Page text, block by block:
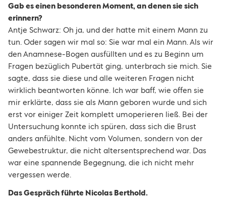
Gab es einen besonderen Moment, an denen sie sich
erinnern?
Antje Schwarz: Oh ja, und der hatte mit einem Mann zu
tun. Oder sagen wir mal so: Sie war mal ein Mann. Als wir
den Anamnese-Bogen ausfüllten und es zu Beginn um
Fragen bezüglich Pubertät ging, unterbrach sie mich. Sie
sagte, dass sie diese und alle weiteren Fragen nicht
wirklich beantworten könne. Ich war baff, wie offen sie
mir erklärte, dass sie als Mann geboren wurde und sich
erst vor einiger Zeit komplett umoperieren ließ. Bei der
Untersuchung konnte ich spüren, dass sich die Brust
anders anfühlte. Nicht vom Volumen, sondern von der
Gewebestruktur, die nicht altersentsprechend war. Das
war eine spannende Begegnung, die ich nicht mehr
vergessen werde.
Das Gespräch führte Nicolas Berthold.